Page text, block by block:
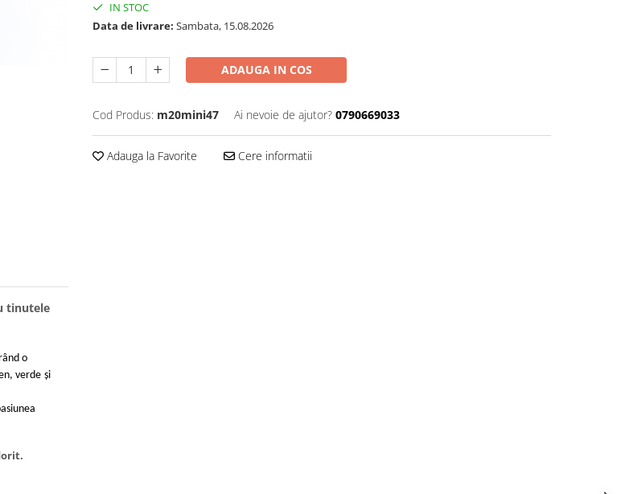
IN STOC
Data de livrare: Sambata, 15.08.2026
ADAUGA IN COS
Cod Produs: m20mini47 Ai nevoie de ajutor? 0790669033
Adauga la Favorite Cere informatii
tinutele
o
verde și